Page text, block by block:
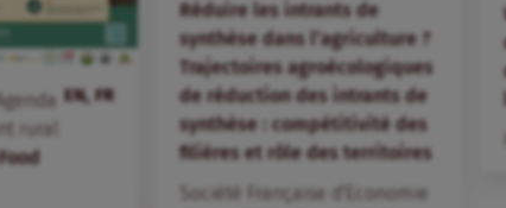
Réduire les intrants de
synthèse dans l’agriculture ?
Trajectoires agroécologiques
de réduction des intrants de
synthèse : compétitivité des
filières et rôle des territoires
Société Française d'Economie
EN, FR
Agenda
rural